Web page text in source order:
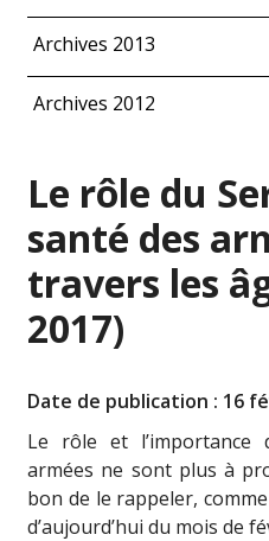
Archives 2013
Archives 2012
Le rôle du
santé des
travers les
2017)
Date de publication : 16
Le rôle et l’importance
armées ne sont plus à
bon de le rappeler,
d’aujourd’hui du mois de